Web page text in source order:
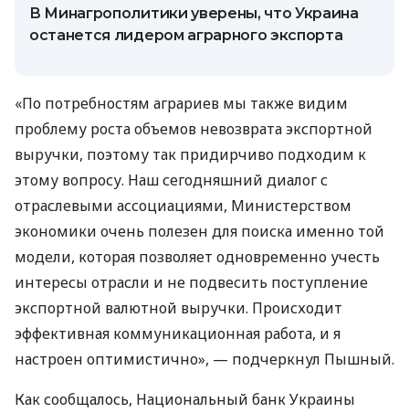
В Минагрополитики уверены, что Украина
останется лидером аграрного экспорта
«По потребностям аграриев мы также видим
проблему роста объемов невозврата экспортной
выручки, поэтому так придирчиво подходим к
этому вопросу. Наш сегодняшний диалог с
отраслевыми ассоциациями, Министерством
экономики очень полезен для поиска именно той
модели, которая позволяет одновременно учесть
интересы отрасли и не подвесить поступление
экспортной валютной выручки. Происходит
эффективная коммуникационная работа, и я
настроен оптимистично», — подчеркнул Пышный.
Как сообщалось, Национальный банк Украины